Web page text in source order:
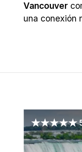
Vancouver
una conexión